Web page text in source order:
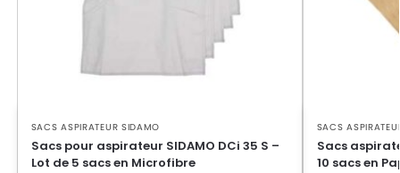
SACS ASPIRATEUR SIDAMO
Sacs pour aspirateur SIDAMO DCi 35 S –
Lot de 5 sacs en Microfibre
SACS
Sacs
10 sacs en